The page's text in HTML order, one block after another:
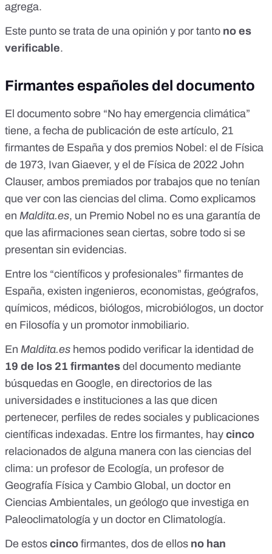
agrega.
Este punto se trata de una opinión y por tanto no es
verificable.
Firmantes españoles del documento
El documento sobre “No hay emergencia climática”
tiene, a fecha de publicación de este artículo, 21
firmantes de España y dos premios Nobel: el de Física
de 1973, Ivan Giaever, y el de Física de 2022 John
Clauser, ambos premiados por trabajos que no tenían
que ver con las ciencias del clima. Como explicamos
en Maldita.es, un Premio Nobel no es una garantía de
que las afirmaciones sean ciertas, sobre todo si se
presentan sin evidencias.
Entre los “científicos y profesionales” firmantes de
España, existen ingenieros, economistas, geógrafos,
químicos, médicos, biólogos, microbiólogos, un doctor
en Filosofía y un promotor inmobiliario.
En Maldita.es hemos podido verificar la identidad de
19 de los 21 firmantes del documento mediante
búsquedas en Google, en directorios de las
universidades e instituciones a las que dicen
pertenecer, perfiles de redes sociales y publicaciones
científicas indexadas. Entre los firmantes, hay cinco
relacionados de alguna manera con las ciencias del
clima: un profesor de Ecología, un profesor de
Geografía Física y Cambio Global, un doctor en
Ciencias Ambientales, un geólogo que investiga en
Paleoclimatología y un doctor en Climatología.
De estos cinco firmantes, dos de ellos no han